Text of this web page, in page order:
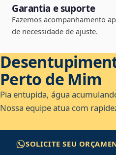
Garantia e suporte
Fazemos acompanhamento
de necessidade de ajuste.
Perto de Mim
Pia entupida, água
Nossa equipe atua com
SOLICITE SEU